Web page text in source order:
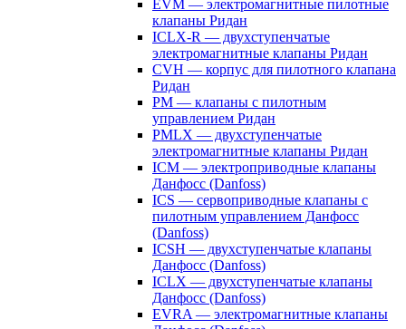
EVM — электромагнитные пилотные
клапаны Ридан
ICLX-R — двухступенчатые
электромагнитные клапаны Ридан
CVH — корпус для пилотного клапана
Ридан
PM — клапаны с пилотным
управлением Ридан
PMLX — двухступенчатые
электромагнитные клапаны Ридан
ICM — электроприводные клапаны
Данфосс (Danfoss)
ICS — сервоприводные клапаны с
пилотным управлением Данфосс
(Danfoss)
ICSH — двухступенчатые клапаны
Данфосс (Danfoss)
ICLX — двухступенчатые клапаны
Данфосс (Danfoss)
EVRA — электромагнитные клапаны